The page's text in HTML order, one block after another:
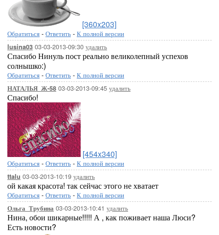
[360x203]
Обратиться - Ответить - К полной версии
lusina03 03-03-2013-09:30 удалить
Спасибо Нинуль пост реально великолепный успехов
солнышко:)
Обратиться - Ответить - К полной версии
НАТАЛЬЯ_Ж-58 03-03-2013-09:45 удалить
Спасибо!
[454x340]
Обратиться - Ответить - К полной версии
ttalu 03-03-2013-10:19 удалить
ой какая красота! так сейчас этого не хватает
Обратиться - Ответить - К полной версии
Ольга_Трубина 03-03-2013-10:41 удалить
Нина, обои шикарные!!!!! А , как поживает наша Люси?
Есть новости?